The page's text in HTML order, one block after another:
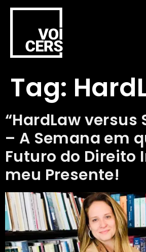
Tag:
“HardLaw versus
– A Semana em
Futuro do Direito
meu Presente!